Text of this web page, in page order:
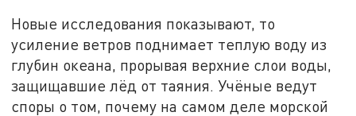
Новые исследования показывают, то
усиление ветров поднимает теплую воду из
глубин океана, прорывая верхние слои воды,
защищавшие лёд от таяния. Учёные ведут
споры о том, почему на самом деле морской